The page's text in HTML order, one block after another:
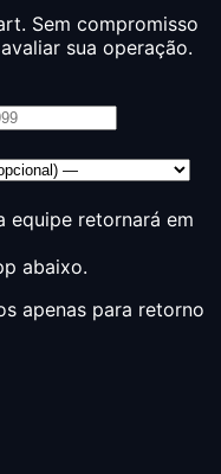
Sem compromisso
sua operação.
equipe retornará em
abaixo.
apenas para retorno